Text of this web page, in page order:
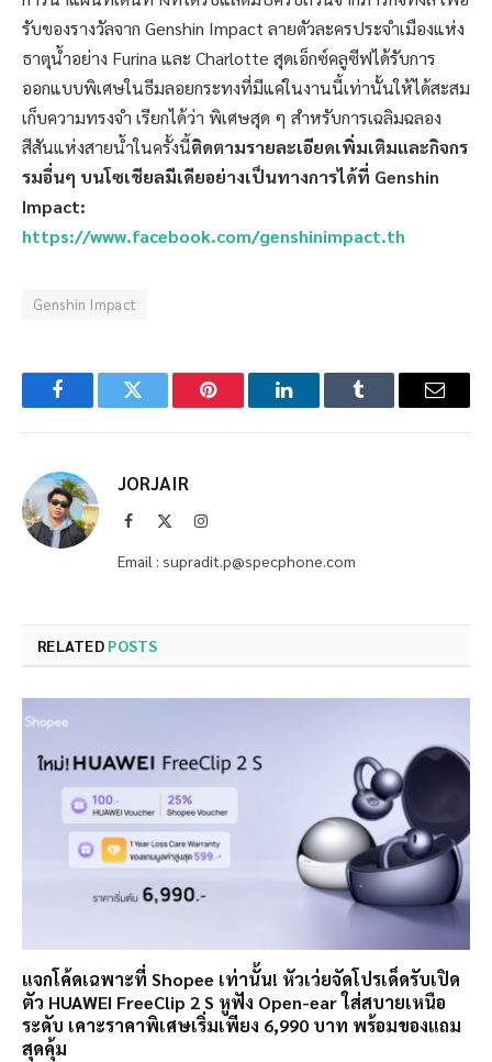
รับของรางวัลจาก Genshin Impact ลายตัวละครประจำเมืองแห่ง
ธาตุน้ำอย่าง Furina และ Charlotte สุดเอ็กซ์คลูซีฟได้รับการ
ออกแบบพิเศษในธีมลอยกระทงที่มีแค่ในงานนี้เท่านั้นให้ได้สะสม
เก็บความทรงจำ เรียกได้ว่า พิเศษสุด ๆ สำหรับการเฉลิมฉลอง
สีสันแห่งสายน้ำในครั้งนี้ติดตามรายละเอียดเพิ่มเติมและกิจกร
รมอื่นๆ บนโซเชียลมีเดียอย่างเป็นทางการได้ที่ Genshin
Impact:
https://www.facebook.com/genshinimpact.th
Genshin Impact
FacebookTwitter Pinterest LinkedInTumblr Email
JORJAIR
Facebook Instagram
Email : supradit.p@specphone.com
RELATED POSTS
แจกโค้ดเฉพาะที่ Shopee เท่านั้น! หัวเว่ยจัดโปรเด็ดรับเปิด
ตัว HUAWEI FreeClip 2 S หูฟัง Open-ear ใส่สบายเหนือ
ระดับ เคาะราคาพิเศษเริ่มเพียง 6,990 บาท พร้อมของแถม
สุดคุ้ม